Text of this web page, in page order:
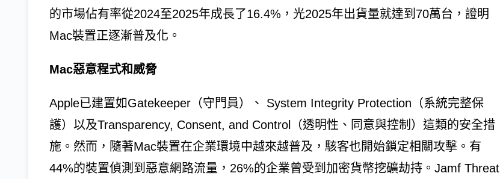
的市場佔有率從2024至2025年成長了16.4%，光2025年出貨量就達到70萬台，證明
Mac裝置正逐漸普及化。
Mac惡意程式和威脅
Apple已建置如Gatekeeper（守門員）、 System Integrity Protection（系統完整保
護）以及Transparency, Consent, and Control（透明性、同意與控制）這類的安全措
施。然而，隨著Mac裝置在企業環境中越來越普及，駭客也開始鎖定相關攻擊。有
44%的裝置偵測到惡意網路流量，26%的企業曾受到加密貨幣挖礦劫持。Jamf Threat